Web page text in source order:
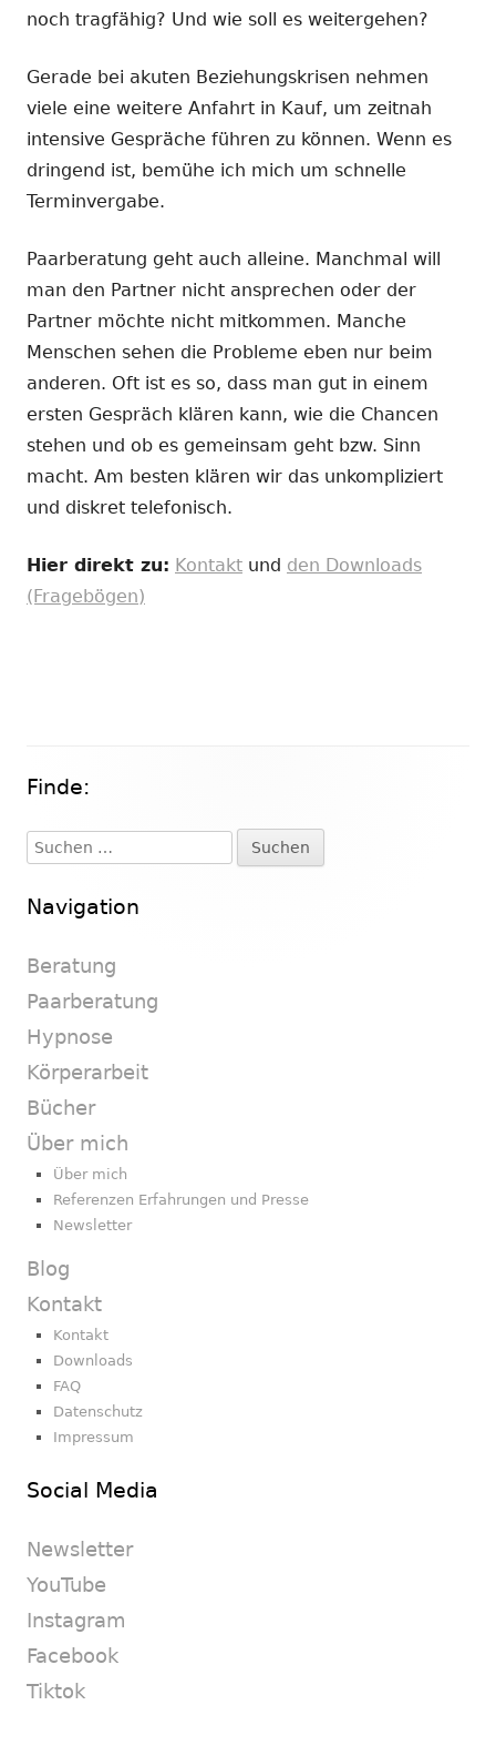
noch tragfähig? Und wie soll es weitergehen?
Gerade bei akuten Beziehungskrisen nehmen
viele eine weitere Anfahrt in Kauf, um zeitnah
intensive Gespräche führen zu können. Wenn es
dringend ist, bemühe ich mich um schnelle
Terminvergabe.
Paarberatung geht auch alleine. Manchmal will
man den Partner nicht ansprechen oder der
Partner möchte nicht mitkommen. Manche
Menschen sehen die Probleme eben nur beim
anderen. Oft ist es so, dass man gut in einem
ersten Gespräch klären kann, wie die Chancen
stehen und ob es gemeinsam geht bzw. Sinn
macht. Am besten klären wir das unkompliziert
und diskret telefonisch.
Hier direkt zu: Kontakt und den Downloads
(Fragebögen)
Haupt-
Seitenleiste
Finde:
Suchen
nach:
Navigation
Beratung
Paarberatung
Hypnose
Körperarbeit
Bücher
Über mich
Über mich
Referenzen Erfahrungen und Presse
Newsletter
Blog
Kontakt
Kontakt
Downloads
FAQ
Datenschutz
Impressum
Social Media
Newsletter
YouTube
Instagram
Facebook
Tiktok